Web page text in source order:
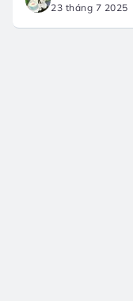
23 tháng 7 2025